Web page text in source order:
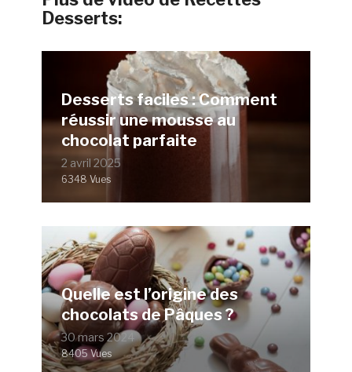
Desserts:
Desserts faciles : Comment
réussir une mousse au
chocolat parfaite
2 avril 2025
6348 Vues
Quelle est l’origine des
chocolats de Pâques ?
30 mars 2024
8405 Vues